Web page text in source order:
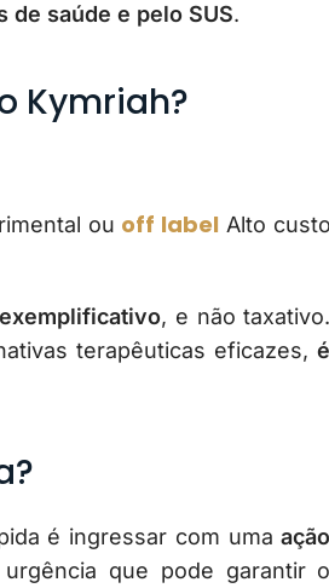
saúde e pelo SUS.
Kymriah?
ou off label Alto custo
exemplificativo, e não taxativo.
terapêuticas eficazes,é
é ingressar com umaação
que pode garantir o